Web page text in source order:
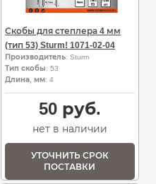
Скобы для степлера 4 мм
(тип 53) Sturm! 1071-02-04
Производитель: Sturm
Тип скобы: 53
Длина, мм: 4
50руб.
нет в наличии
УТОЧНИТЬ СРОК
ПОСТАВКИ